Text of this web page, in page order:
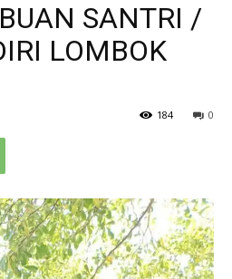
SANTRI /
LOMBOK
0
184